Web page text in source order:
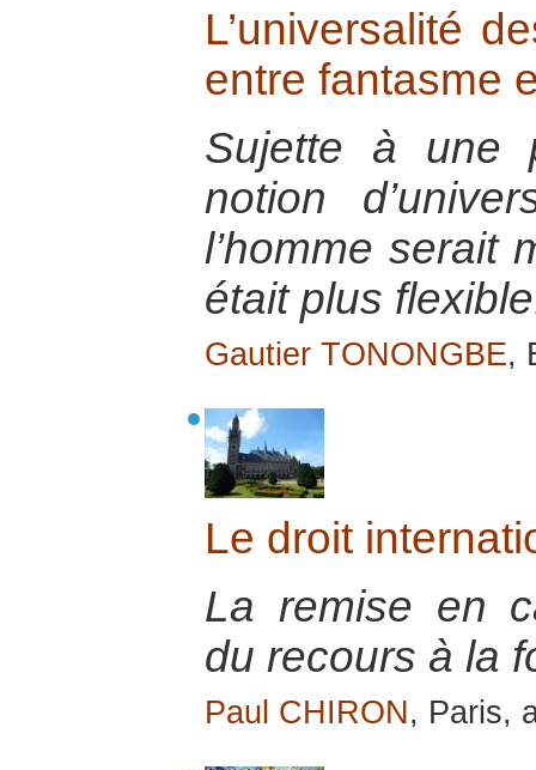
L’universalité
entre fantasme
Sujette à une
notion
l’homme serait
était plus
Gautier TONONGBE,
Le droit
La remise en
du recours à la
Paul CHIRON, Paris,